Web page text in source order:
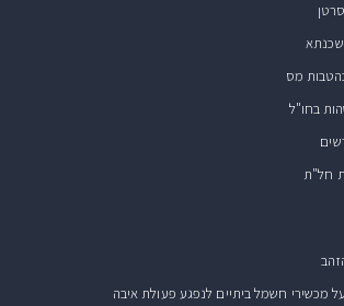
מס
בחו"ל
חל"ת
מכשירי חשמל ביתיים לנפגע פעולת איבה